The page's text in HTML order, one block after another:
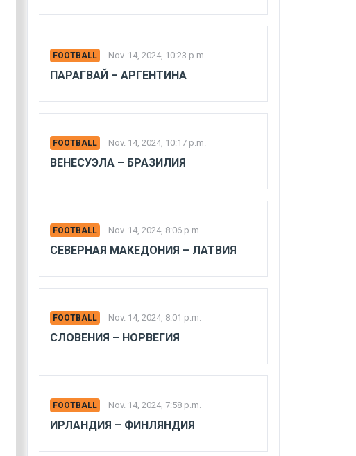
FOOTBALL Nov. 14, 2024, 10:23 p.m.
ПАРАГВАЙ – АРГЕНТИНА
FOOTBALL Nov. 14, 2024, 10:17 p.m.
ВЕНЕСУЭЛА – БРАЗИЛИЯ
FOOTBALL Nov. 14, 2024, 8:06 p.m.
СЕВЕРНАЯ МАКЕДОНИЯ – ЛАТВИЯ
FOOTBALL Nov. 14, 2024, 8:01 p.m.
СЛОВЕНИЯ – НОРВЕГИЯ
FOOTBALL Nov. 14, 2024, 7:58 p.m.
ИРЛАНДИЯ – ФИНЛЯНДИЯ